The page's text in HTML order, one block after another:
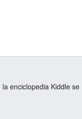
enciclopedia Kiddle se